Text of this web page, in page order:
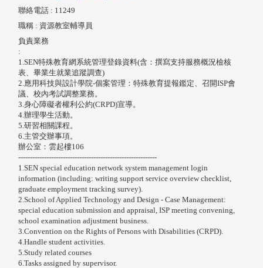
聯絡電話 : 11249
職稱 : 資源教室輔導員
負責業務
:
1.SEN特殊教育網系統管理登錄資料(含：撰寫支持服務概況檢核
表、畢業生就業追蹤調查)
2.應用科技與設計學院-個案管理：特殊教育提報鑑定、召開ISP會
議、校內考試調整業務。
3.身心障礙者權利公約(CRPD)宣導。
4.辦理學生活動。
5.研習相關課程。
6.主管交辦事項。
辦公室：雲起樓106
-----------------------------------------------------------
1.SEN special education network system management login
information (including: writing support service overview checklist,
graduate employment tracking survey).
2. School of Applied Technology and Design - Case Management:
special education submission and appraisal, ISP meeting convening,
school examination adjustment business.
3.Convention on the Rights of Persons with Disabilities (CRPD).
4. Handle student activities.
5. Study related courses
6.Tasks assigned by supervisor.